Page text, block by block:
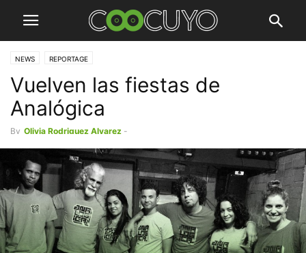
NEWS REPORTAGE
Vuelven las fiestas de
Analógica
By Olivia Rodriguez Alvarez -